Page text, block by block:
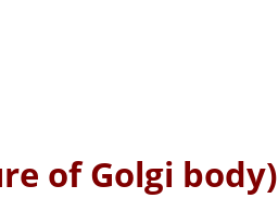
of Golgi body)